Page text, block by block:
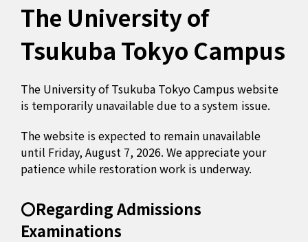
The University of
Tsukuba Tokyo Campus
The University of Tsukuba Tokyo Campus website
is temporarily unavailable due to a system issue.
The website is expected to remain unavailable
until Friday, August 7, 2026. We appreciate your
patience while restoration work is underway.
〇Regarding Admissions
Examinations